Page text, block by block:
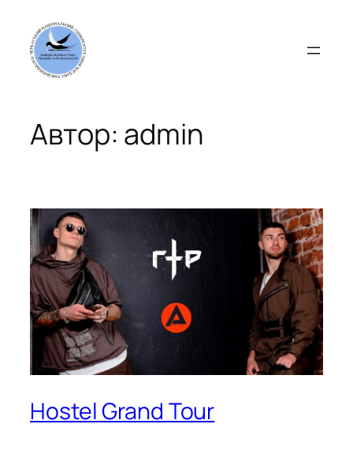
вмісту
Автор: admin
Hostel Grand Tour